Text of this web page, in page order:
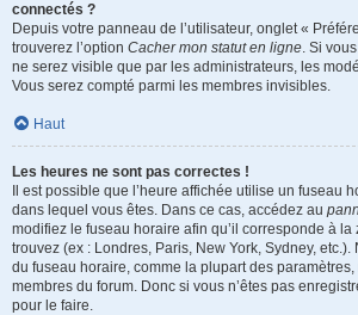
connectés ?
Depuis votre panneau de l’utilisateur, onglet «
trouverez l’option Cacher mon statut en ligne. Si
ne serez visible que par les administrateurs, les
Vous serez compté parmi les membres invisibles.
Haut
Les heures ne sont pas correctes !
Il est possible que l’heure affichée utilise un fuseau
dans lequel vous êtes. Dans ce cas, accédez au
modifiez le fuseau horaire afin qu’il corresponde à la
trouvez (ex : Londres, Paris, New York, Sydney,
du fuseau horaire, comme la plupart des paramètres,
membres du forum. Donc si vous n’êtes pas
pour le faire.